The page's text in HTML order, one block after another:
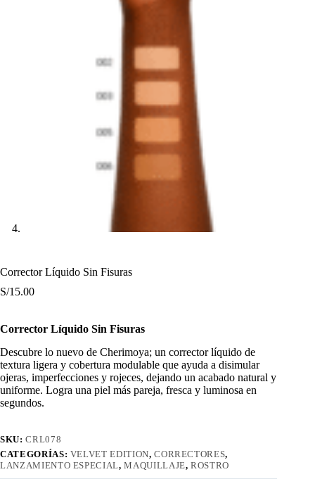
Corrector Líquido Sin Fisuras
S/15.00
Corrector Líquido Sin Fisuras
Descubre lo nuevo de Cherimoya; un corrector líquido de
textura ligera y cobertura modulable que ayuda a disimular
ojeras, imperfecciones y rojeces, dejando un acabado natural y
uniforme. Logra una piel más pareja, fresca y luminosa en
segundos.
SKU:CRL078
CATEGORÍAS: VELVET EDITION,CORRECTORES,
LANZAMIENTO ESPECIAL,MAQUILLAJE,ROSTRO